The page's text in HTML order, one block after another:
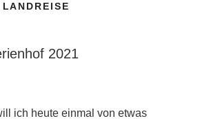
LANDREISE
2021
ich heute einmal von etwas